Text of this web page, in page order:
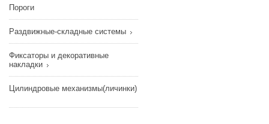
Пороги
Раздвижные-складные системы
Фиксаторы и декоративные
накладки
Цилиндровые механизмы(личинки)